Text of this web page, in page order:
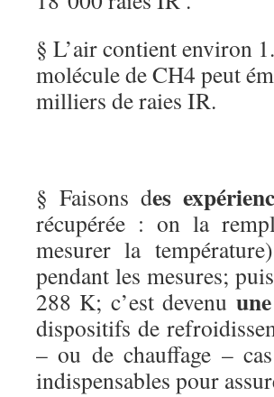
§ L’air contient environ
molécule de CH4 peut
milliers de raies IR.
§ Faisons des
récupérée : on la
mesurer la
pendant les mesures;
288 K; c’est devenu
dispositifs de
– ou de chauffage –
indispensables pour